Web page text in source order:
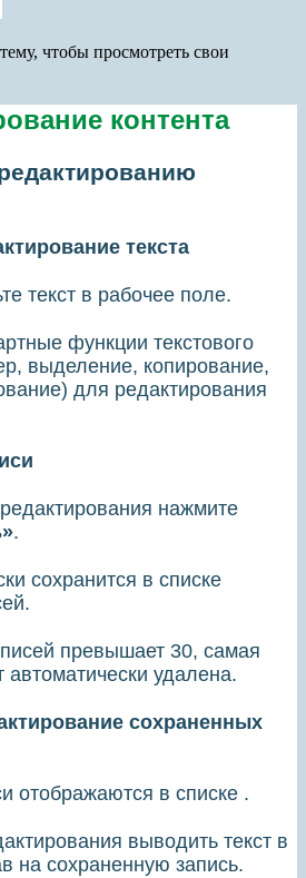
чтобы просмотреть свои
контента
текста
текст в рабочее поле.
функции текстового
выделение, копирование,
для редактирования
нажмите
.
сохранится в списке
превышает 30, самая
автоматически удалена.
сохраненных
отображаются в списке .
выводить текст в
на сохраненную запись.